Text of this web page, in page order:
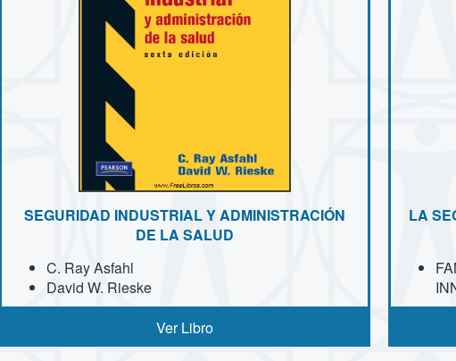
SEGURIDAD INDUSTRIAL Y ADMINISTRACIÓN
DE LA SALUD
C. Ray Asfahl
David W. Rieske
Ver Libro
LA